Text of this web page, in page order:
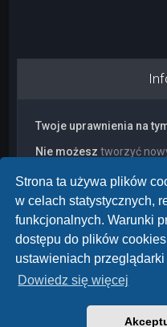
Strona ta używa plików
w celach statystycznych,
funkcjonalnych. Warunki
dostępu do plików
ustawieniach
Dowiedz się więcej
Twoje uprawnienia na
Nie możesz tworzyć
Nie możeszzmieniać
Nie możesz
usuwać
Nie możeszdodawać